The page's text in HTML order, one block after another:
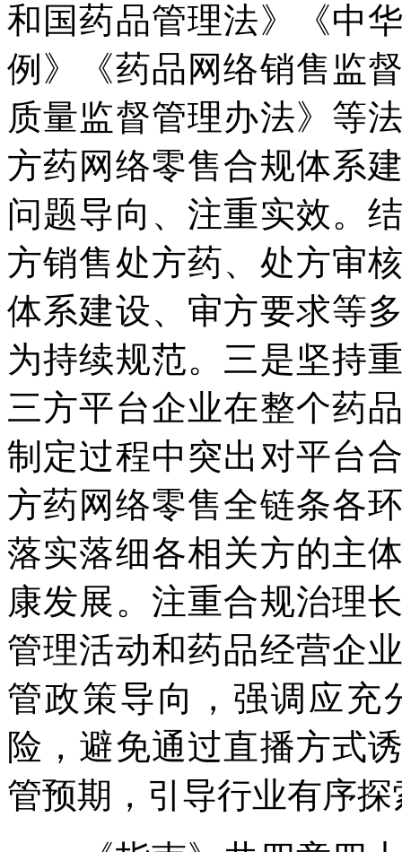
和国药品管理法》《中
例》《药品网络销售监
质量监督管理办法》等
方药网络零售合规体系
问题导向、注重实效。
方销售处方药、处方审
体系建设、审方要求等
为持续规范。三是坚持
三方平台企业在整个药
制定过程中突出对平台
方药网络零售全链条各
落实落细各相关方的主
康发展。注重合规治理
管理活动和药品经营企
管政策导向，强调应充
险，避免通过直播方式
管预期，引导行业有序